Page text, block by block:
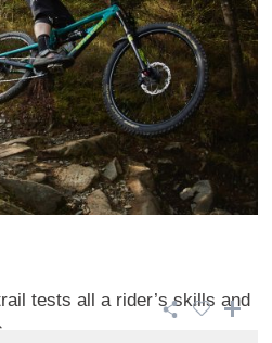
tests all a rider’s skills and
...